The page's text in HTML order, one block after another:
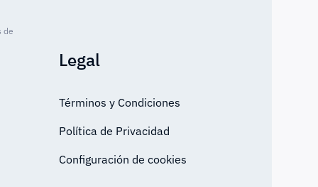
de
Legal
Términos y Condiciones
Política de Privacidad
Configuración de cookies